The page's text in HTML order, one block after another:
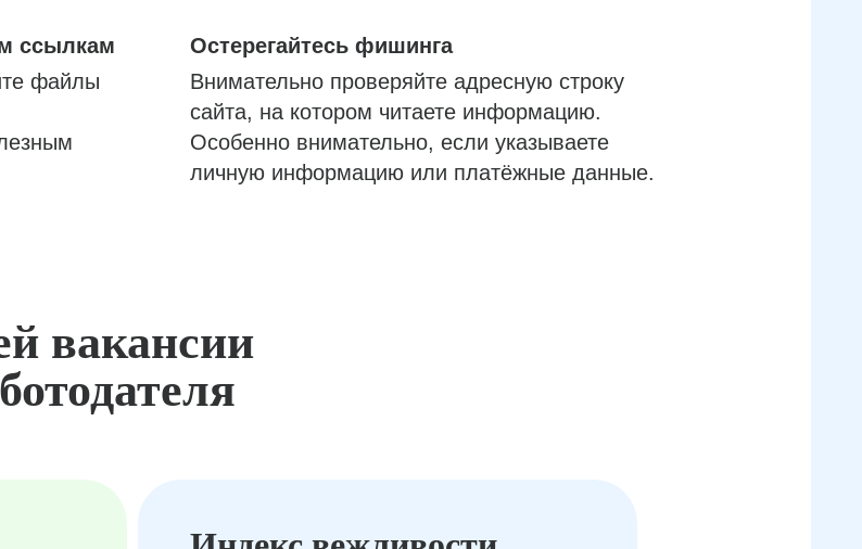
ссылкам
файлы
Остерегайтесь фишинга
Внимательно проверяйте адресную строку
сайта, на котором читаете информацию.
Особенно внимательно, если указываете
личную информацию или платёжные данные.
вакансии